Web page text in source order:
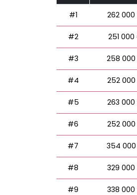
#1 262
#2 251
#3 258
#4 252
#5 263
#6 252
#7 354
#8 329
#9 338